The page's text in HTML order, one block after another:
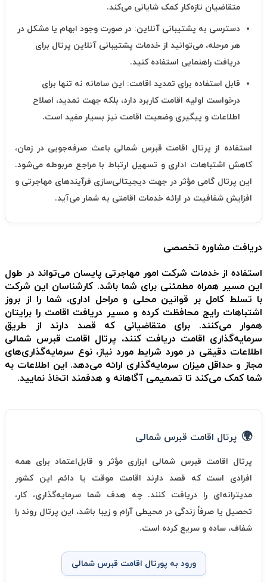
متقاضیان تازه‌کار کمک شایانی می‌کند.
دسترسی به پشتیبانی آنلاین: در صورت وجود ابهام یا مشکل در
هر مرحله، می‌توانید از خدمات پشتیبانی آنلاین پرتال برای
دریافت راهنمایی استفاده کنید.
قابل استفاده برای تمدید اقامت: این سامانه نه تنها برای
درخواست اولیه اقامت کاربرد دارد، بلکه جهت تمدید، اصلاح
اطلاعات و پیگیری وضعیت اقامت نیز بسیار مفید است.
استفاده از پرتال اقامت قبرس شمالی باعث صرفه‌جویی در زمان،
کاهش اشتباهات اداری و تسهیل ارتباط با مراجع مربوطه می‌شود.
این پرتال گامی مؤثر در جهت دیجیتالی‌سازی فرآیندهای مهاجرتی و
افزایش شفافیت در ارائه خدمات اقامتی به شمار می‌آید.
دریافت مشاوره تخصصی
استفاده از خدمات شرکت امور مهاجرتی پایسان می‌تواند در طول
این مسیر همراه مطمئنی برای شما باشد. کارشناسان این شرکت
با تسلط کامل بر قوانین محلی و مراحل اداری، شما را از بروز
اشتباهات رایج محافظت کرده و مسیر دریافت اقامت را برایتان
هموار می‌کنند. برای متقاضیانی که قصد دارند از طریق
سرمایه‌گذاری اقامت دریافت کنند، پرتال اقامت قبرس شمالی
اطلاعات دقیقی در مورد شرایط مورد نیاز، نوع سرمایه‌گذاری‌های
مجاز و حداقل میزان سرمایه‌گذاری ارائه می‌دهد. این اطلاعات به
شما کمک می‌کند تا تصمیمی آگاهانه و هدفمند اتخاذ نمایید.
پرتال اقامت قبرس شمالی
پرتال اقامت قبرس شمالی ابزاری مؤثر و قابل‌اعتماد برای همه
افرادی است که قصد دارند اقامت موقت یا دائم این کشور
مدیترانه‌ای را دریافت کنند. چه هدف شما سرمایه‌گذاری، کار،
تحصیل یا صرفاً زندگی در محیطی آرام و زیبا باشد، این پرتال روند را
شفاف، ساده و سریع کرده است.
ورود به پورتال اقامت قبرس شمالی